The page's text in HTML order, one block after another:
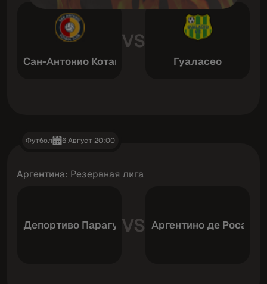
Сан-Антонио Котакачи
VS
Гуаласео
Футбол 6 Август 20:00
Аргентина: Резервная лига
Депортиво Парагуаио резерв
VS Аргентино де